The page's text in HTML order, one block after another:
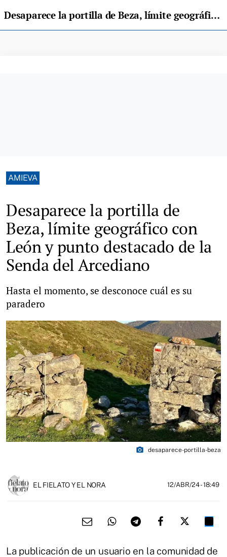
Desaparece la portilla de Beza, límite geográfico con León y punto destacado de la Senda del Arcediano
AMIEVA
Desaparece la portilla de
Beza, límite geográfico con
León y punto destacado de la
Senda del Arcediano
Hasta el momento, se desconoce cuál es su
paradero
photo_camera desaparece-portilla-beza
EL FIELATO Y EL NORA 12/ABR/24- 18:49
La publicación de un usuario en la comunidad de